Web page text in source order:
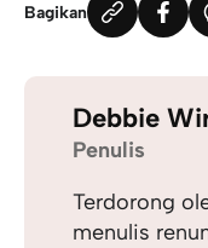
Bagikan
Debbie
Penulis
Terdorong
menulis